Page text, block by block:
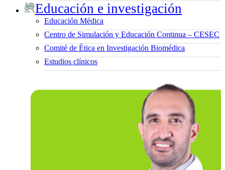
Educación e investigación
Educación Médica
Centro de Simulación y Educación Continua – CESEC
Comité de Ética en Investigación Biomédica
Estudios clínicos